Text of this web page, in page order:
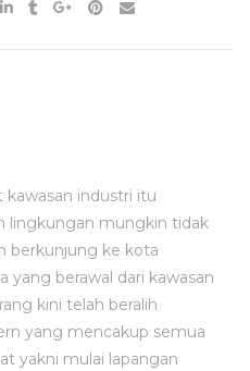
industri itu
lingkungan mungkin tidak
berkunjung ke kota
yang berawal dari kawasan
kini telah beralih
yang mencakup semua
yakni mulai lapangan